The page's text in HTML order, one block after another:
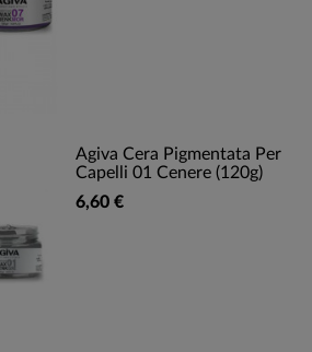
Agiva Cera Pigmentata Per
Capelli 01 Cenere (120g)
6,60 €